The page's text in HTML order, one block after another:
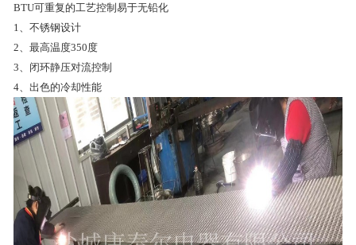
BTU可重复的工艺控制易于无铅化
1、不锈钢设计
2、最高温度350度
3、闭环静压对流控制
4、出色的冷却性能